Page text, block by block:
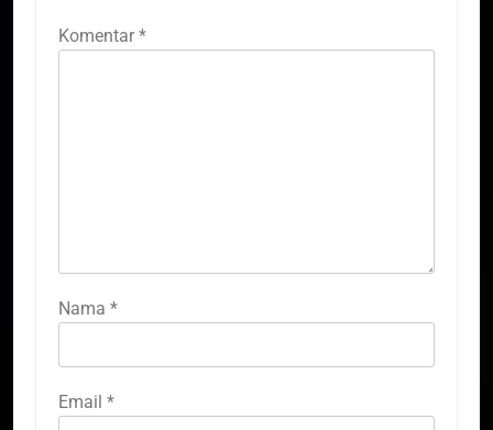
Komentar *
Nama *
Email *